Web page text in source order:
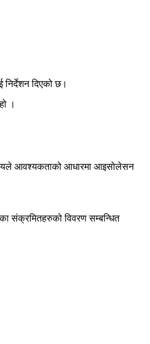
दिएको छ।
।
आवश्यकताको आधारमा आइसोलेसन
संक्रमितहरुको विवरण सम्बन्धित